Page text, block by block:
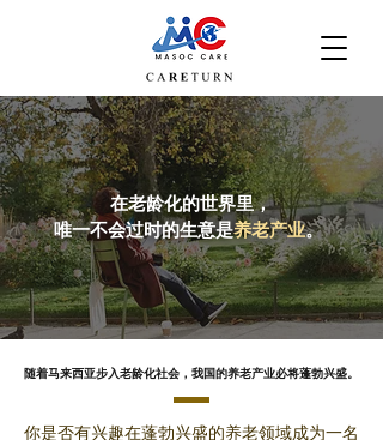
在老龄化的世界里，
​唯一不会过时的生意是养老产业。
随着马来西亚步入老龄化社会，我国的养老产业必将蓬勃兴盛。
你是否有兴趣在蓬勃兴盛的养老领域成为一名